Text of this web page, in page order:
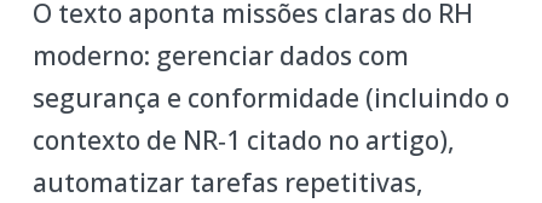
O texto aponta missões claras do RH
moderno: gerenciar dados com
segurança e conformidade (incluindo o
contexto de NR‑1 citado no artigo),
automatizar tarefas repetitivas,